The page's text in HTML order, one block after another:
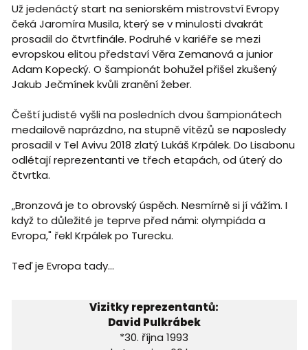
Už jedenáctý start na seniorském mistrovství Evropy
čeká Jaromíra Musila, který se v minulosti dvakrát
prosadil do čtvrtfinále. Podruhé v kariéře se mezi
evropskou elitou představí Věra Zemanová a junior
Adam Kopecký. O šampionát bohužel přišel zkušený
Jakub Ječmínek kvůli zranění žeber.
Čeští judisté vyšli na posledních dvou šampionátech
medailově naprázdno, na stupně vítězů se naposledy
prosadil v Tel Avivu 2018 zlatý Lukáš Krpálek. Do Lisabonu
odlétají reprezentanti ve třech etapách, od úterý do
čtvrtka.
„Bronzová je to obrovský úspěch. Nesmírně si jí vážím. I
když to důležité je teprve před námi: olympiáda a
Evropa," řekl Krpálek po Turecku.
Teď je Evropa tady…
Vizitky reprezentantů:
David Pulkrábek
*30. října 1993